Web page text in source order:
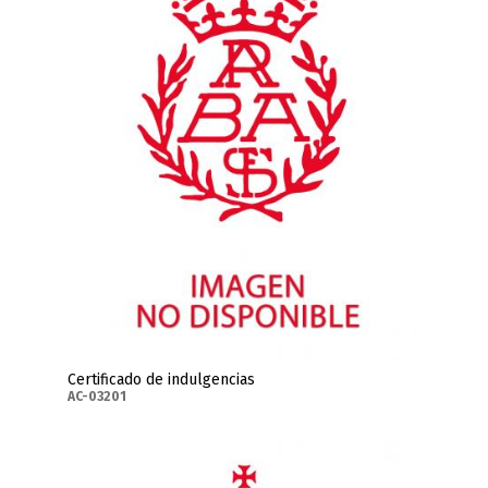
Certificado de indulgencias
AC-03201